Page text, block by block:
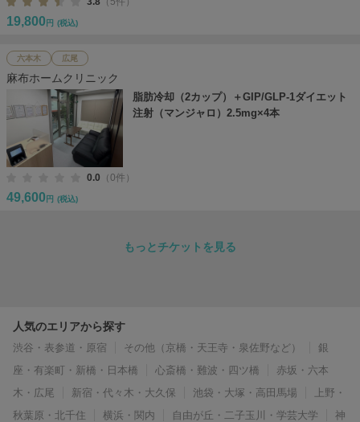
19,800 円 (税込)
六本木 広尾
麻布ホームクリニック
脂肪冷却（2カップ）＋GIP/GLP-1ダイエット
注射（マンジャロ）2.5mg×4本
0.0 （0件）
49,600 円 (税込)
もっとチケットを見る
人気のエリアから探す
渋谷・表参道・原宿 その他（京橋・天王寺・泉佐野など）
銀
座・有楽町・新橋・日本橋
心斎橋・難波・四ツ橋
赤坂・六本
木・広尾
新宿・代々木・大久保 池袋・大塚・高田馬場
上野・
秋葉原・北千住
横浜・関内 自由が丘・二子玉川・学芸大学
神